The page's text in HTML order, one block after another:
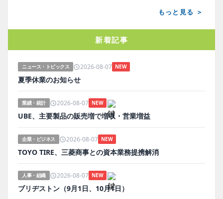
もっと見る ＞
新着記事
ニュース・トピックス 2026-08-07 NEW
夏季休業のお知らせ
業績・統計 2026-08-07 NEW
UBE、主要製品の販売増で増収・営業増益
企業・ビジネス 2026-08-07 NEW
TOYO TIRE、三菱商事との資本業務提携解消
人事・組織 2026-08-07 NEW
ブリヂストン（9月1日、10月1日）